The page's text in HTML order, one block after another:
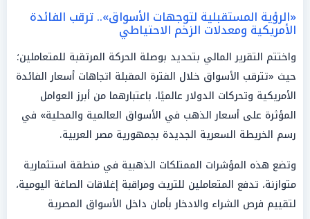
«الرؤية المستقبلية لتوجهات الأسواق».. ترقب الفائدة
الأمريكية ومعدلات الزخم الاحتياطي
واختتم التقرير المالي بتحديد بوصلة الحركة المرتقبة للمتعاملين؛
حيث «تترقب الأسواق خلال الفترة المقبلة اتجاهات أسعار الفائدة
الأمريكية وتحركات الدولار عالميًا، باعتبارهما من أبرز العوامل
المؤثرة على أسعار الذهب في الأسواق العالمية والمحلية» في
رسم الخريطة السعرية الجديدة بجمهورية مصر العربية.
وتضع هذه المؤشرات الممتلكات الذهبية في منطقة استثمارية
متوازنة، تدفع المتعاملين للتريث ومراقبة إغلاقات الصاغة اليومية،
لتقييم فرص الشراء والادخار بأمان داخل الأسواق المصرية